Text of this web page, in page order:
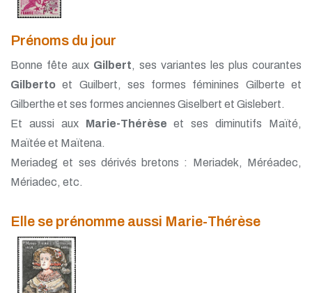
Prénoms du jour
Bonne fête aux Gilbert, ses variantes les plus courantes
Gilberto et Guilbert, ses formes féminines Gilberte et
Gilberthe et ses formes anciennes Giselbert et Gislebert.
Et aussi aux Marie-Thérèse et ses diminutifs Maïté,
Maïtée et Maïtena.
Meriadeg et ses dérivés bretons : Meriadek, Méréadec,
Mériadec, etc.
Elle se prénomme aussi Marie-Thérèse